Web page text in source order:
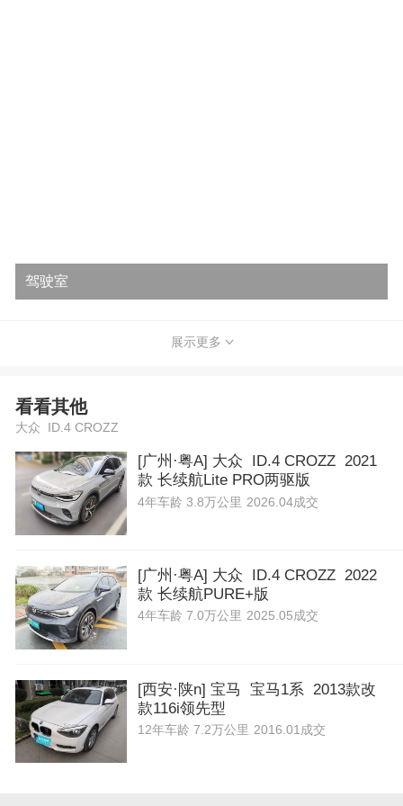
驾驶室
展示更多
看看其他
大众 ID.4 CROZZ
[广州·粤A] 大众 ID.4 CROZZ 2021
款 长续航Lite PRO两驱版
4年车龄 3.8万公里 2026.04成交
[广州·粤A] 大众 ID.4 CROZZ 2022
款 长续航PURE+版
4年车龄 7.0万公里 2025.05成交
[西安·陕n] 宝马 宝马1系 2013款改
款116i领先型
12年车龄 7.2万公里 2016.01成交